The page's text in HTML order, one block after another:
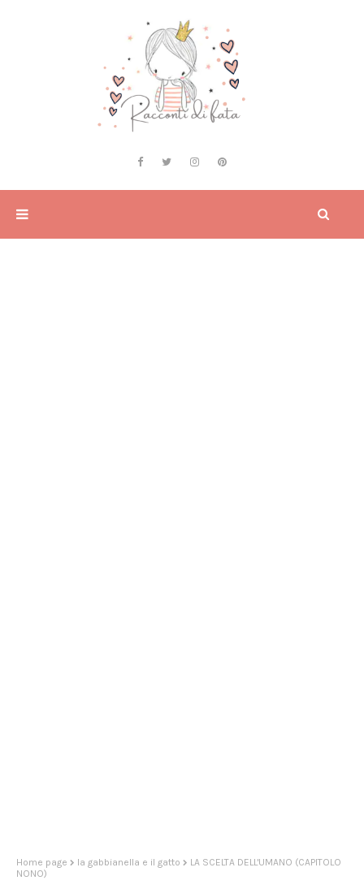
Home page la gabbianella e il gatto
LA SCELTA DELL'UMANO (CAPITOLO
NONO)